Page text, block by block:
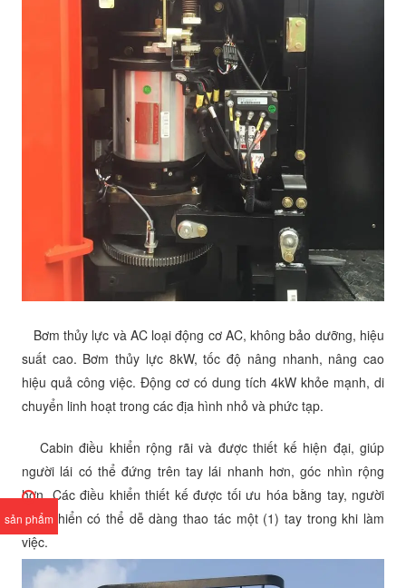
sản phẩm
Bơm thủy lực và AC loại động cơ AC, không bảo dưỡng, hiệu
suất cao. Bơm thủy lực 8kW, tốc độ nâng nhanh, nâng cao
hiệu quả công việc. Động cơ có dung tích 4kW khỏe mạnh, di
chuyển linh hoạt trong các địa hình nhỏ và phức tạp.
Cabin điều khiển rộng rãi và được thiết kế hiện đại, giúp
người lái có thể đứng trên tay lái nhanh hơn, góc nhìn rộng
hơn. Các điều khiển thiết kế được tối ưu hóa bằng tay, người
điều khiển có thể dễ dàng thao tác một (1) tay trong khi làm
việc.